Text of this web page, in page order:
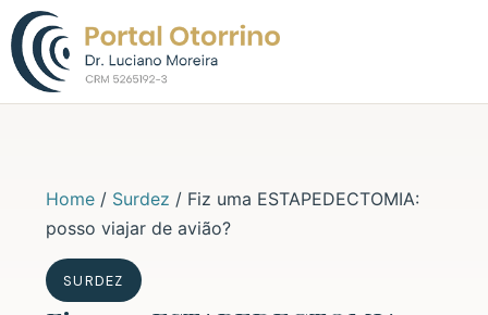
Home / Surdez / Fiz uma ESTAPEDECTOMIA:
posso viajar de avião?
SURDEZ